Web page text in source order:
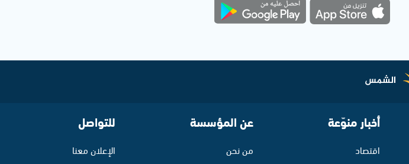
أخبار منوّعة
اقتصاد
عن المؤسسة
من نحن
للتواصل
الإعلان معنا